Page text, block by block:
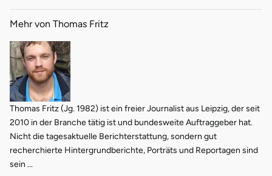
Mehr von Thomas Fritz
Thomas Fritz (Jg. 1982) ist ein freier Journalist aus Leipzig, der seit
2010 in der Branche tätig ist und bundesweite Auftraggeber hat.
Nicht die tagesaktuelle Berichterstattung, sondern gut
recherchierte Hintergrundberichte, Porträts und Reportagen sind
sein ...